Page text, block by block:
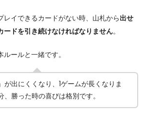
レイできるカードがない時、山札から出せ
ードを引き続けなければなりません。
ールと一緒です。
が出にくくなり、1ゲームが長くなりま
勝った時の喜びは格別です。